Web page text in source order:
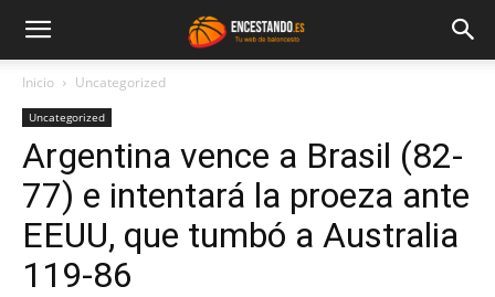
Inicio Uncategorized
Uncategorized
Argentina vence a Brasil (82-
77) e intentará la proeza ante
EEUU, que tumbó a Australia
119-86